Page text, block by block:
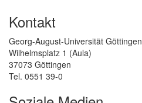
Kontakt
Georg-August-Universität Göttingen
Wilhelmsplatz 1 (Aula)
37073 Göttingen
Tel. 0551 39-0